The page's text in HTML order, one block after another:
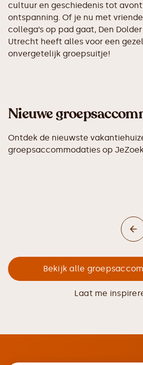
cultuur en geschiedenis tot
ontspanning. Of je nu met
collega’s op pad gaat, Den
Utrecht heeft alles voor een
onvergetelijk groepsuitje!
Nieuwe
Ontdek de nieuwste
groepsaccommodaties op
Bekijk alle
Laat me